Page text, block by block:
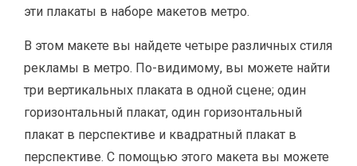
эти плакаты в наборе макетов метро.
В этом макете вы найдете четыре различных стиля
рекламы в метро. По-видимому, вы можете найти
три вертикальных плаката в одной сцене; один
горизонтальный плакат, один горизонтальный
плакат в перспективе и квадратный плакат в
перспективе. С помощью этого макета вы можете